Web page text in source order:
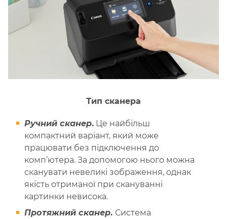
Тип сканера
Ручний сканер. Це найбільш
компактний варіант, який може
працювати без підключення до
комп’ютера. За допомогою нього можна
сканувати невеликі зображення, однак
якість отриманої при скануванні
картинки невисока.
Протяжний сканер. Система